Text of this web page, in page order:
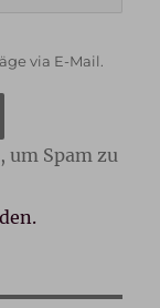
via E-Mail.
um Spam zu